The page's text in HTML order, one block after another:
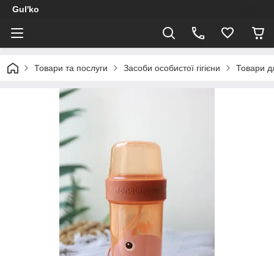
Gul'ko
Товари та послуги Засоби особистої гігієни Товари